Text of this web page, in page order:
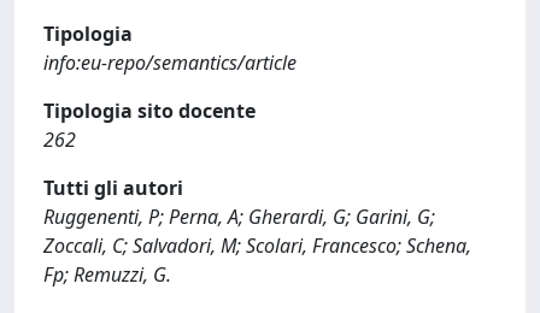
Tipologia
info:eu-repo/semantics/article
Tipologia sito docente
262
Tutti gli autori
Ruggenenti, P; Perna, A; Gherardi, G; Garini, G;
Zoccali, C; Salvadori, M; Scolari, Francesco; Schena,
Fp; Remuzzi, G.